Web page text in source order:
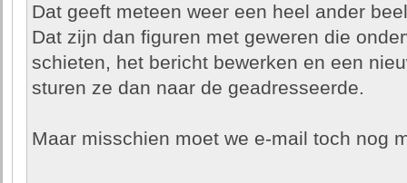
Dat geeft meteen weer een heel ander
Dat zijn dan figuren met geweren die
schieten, het bericht bewerken en een
sturen ze dan naar de geadresseerde.
Maar misschien moet we e-mail toch nog